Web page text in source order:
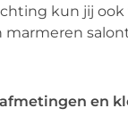
kun jij ook
en